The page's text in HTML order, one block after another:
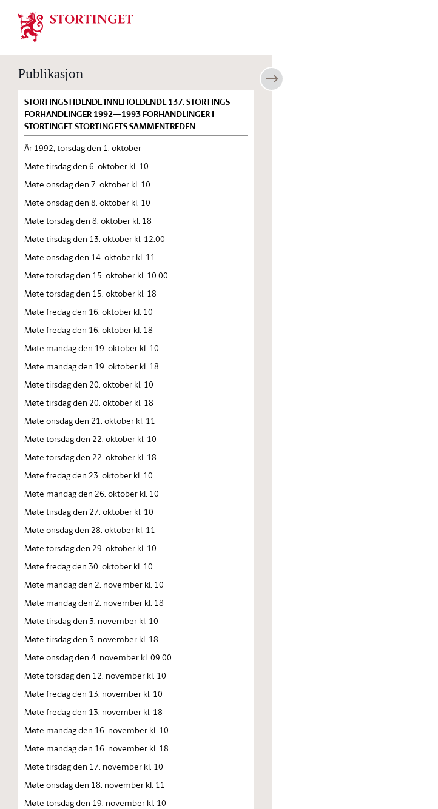
Stortinget.no
Publikasjon
STORTINGSTIDENDE INNEHOLDENDE 137. STORTINGS
FORHANDLINGER 1992—1993 FORHANDLINGER I
STORTINGET STORTINGETS SAMMENTREDEN
År 1992, torsdag den 1. oktober
Møte tirsdag den 6. oktober kl. 10
Møte onsdag den 7. oktober kl. 10
Møte onsdag den 8. oktober kl. 10
Møte torsdag den 8. oktober kl. 18
Møte tirsdag den 13. oktober kl. 12.00
Møte onsdag den 14. oktober kl. 11
Møte torsdag den 15. oktober kl. 10.00
Møte torsdag den 15. oktober kl. 18
Møte fredag den 16. oktober kl. 10
Møte fredag den 16. oktober kl. 18
Møte mandag den 19. oktober kl. 10
Møte mandag den 19. oktober kl. 18
Møte tirsdag den 20. oktober kl. 10
Møte tirsdag den 20. oktober kl. 18
Møte onsdag den 21. oktober kl. 11
Møte torsdag den 22. oktober kl. 10
Møte torsdag den 22. oktober kl. 18
Møte fredag den 23. oktober kl. 10
Møte mandag den 26. oktober kl. 10
Møte tirsdag den 27. oktober kl. 10
Møte onsdag den 28. oktober kl. 11
Møte torsdag den 29. oktober kl. 10
Møte fredag den 30. oktober kl. 10
Møte mandag den 2. november kl. 10
Møte mandag den 2. november kl. 18
Møte tirsdag den 3. november kl. 10
Møte tirsdag den 3. november kl. 18
Møte onsdag den 4. november kl. 09.00
Møte torsdag den 12. november kl. 10
Møte fredag den 13. november kl. 10
Møte fredag den 13. november kl. 18
Møte mandag den 16. november kl. 10
Møte mandag den 16. november kl. 18
Møte tirsdag den 17. november kl. 10
Møte onsdag den 18. november kl. 11
Møte torsdag den 19. november kl. 10